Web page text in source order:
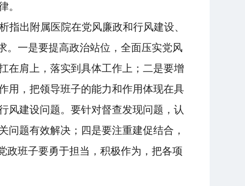
。
指出附属医院在党风廉政和行风建设、
。 一是要提高政治站位，全面压实党风
在肩上，落实到具体工作上； 二是要增
用， 把领导班子的能力和作用体现在具
风建设问题。 要针对督查发现问题， 认
问题有效解决； 四是要注重建促结合，
政班子要勇于担当 ，积极作为，把各项